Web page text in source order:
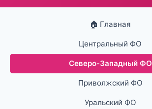
🏠 Главная
Центральный ФО
Северо-Западный ФО
Приволжский ФО
Уральский ФО